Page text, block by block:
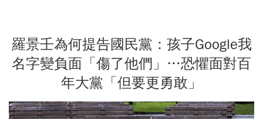
羅景壬為何提告國民黨：孩子Google我
名字變負面「傷了他們」…恐懼面對百
年大黨「但要更勇敢」